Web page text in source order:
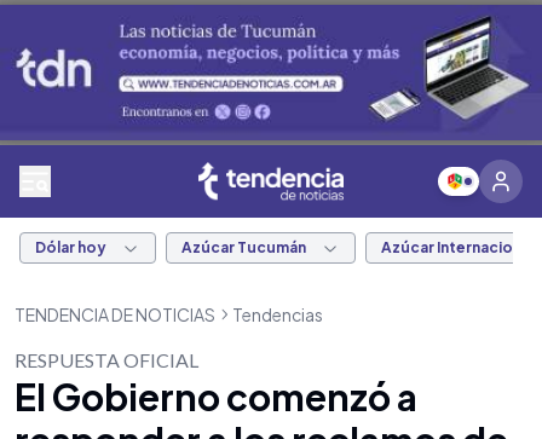
Dólar hoy Azúcar Tucumán Azúcar Internacional
TENDENCIA DE NOTICIAS Tendencias
RESPUESTA OFICIAL
El Gobierno comenzó a